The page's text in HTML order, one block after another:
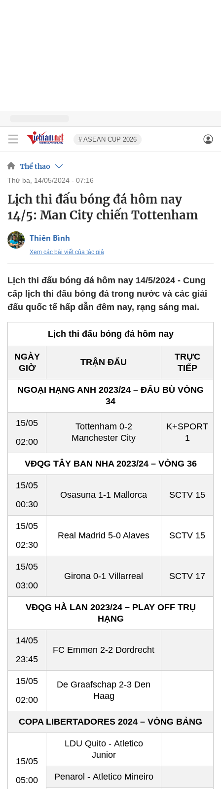
# ASEAN CUP 2026
Thể thao
thứ ba, 14/05/2024 - 07:16
Lịch thi đấu bóng đá hôm nay
14/5: Man City chiến Tottenham
Thiên Bình
Xem các bài viết của tác giả
Lịch thi đấu bóng đá hôm nay 14/5/2024 - Cung
cấp lịch thi đấu bóng đá trong nước và các giải
đấu quốc tế hấp dẫn đêm nay, rạng sáng mai.
Lịch thi đấu bóng đá hôm nay
NGÀY
GIỜ
TRẬN ĐẤU
TRỰC
TIẾP
NGOẠI HẠNG ANH 2023/24 – ĐẤU BÙ VÒNG
34
15/05
02:00
Tottenham 0-2
Manchester City
K+SPORT
1
VĐQG TÂY BAN NHA 2023/24 – VÒNG 36
15/05
00:30
Osasuna 1-1 Mallorca SCTV 15
15/05
02:30
Real Madrid 5-0 Alaves SCTV 15
15/05
03:00
Girona 0-1 Villarreal SCTV 17
VĐQG HÀ LAN 2023/24 – PLAY OFF TRỤ
HẠNG
14/05
23:45
FC Emmen 2-2 Dordrecht
15/05
02:00
De Graafschap 2-3 Den
Haag
COPA LIBERTADORES 2024 – VÒNG BẢNG
15/05
05:00
LDU Quito - Atletico
Junior
Penarol - Atletico Mineiro